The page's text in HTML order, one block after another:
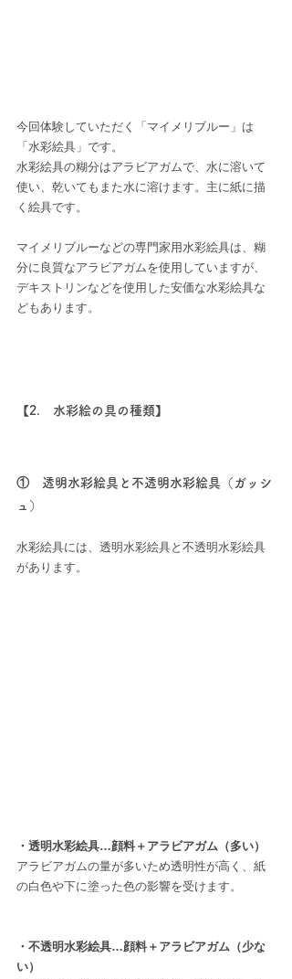
今回体験していただく「マイメリブルー」は
「水彩絵具」です。
水彩絵具の糊分はアラビアガムで、水に溶いて
使い、乾いてもまた水に溶けます。主に紙に描
く絵具です。
マイメリブルーなどの専門家用水彩絵具は、糊
分に良質なアラビアガムを使用していますが、
デキストリンなどを使用した安価な水彩絵具な
どもあります。
【2.　水彩絵の具の種類】
①　透明水彩絵具と不透明水彩絵具（ガッシ
ュ）
水彩絵具には、透明水彩絵具と不透明水彩絵具
があります。
・透明水彩絵具…顔料＋アラビアガム（多い）
アラビアガムの量が多いため透明性が高く、紙
の白色や下に塗った色の影響を受けます。
・不透明水彩絵具…顔料＋アラビアガム（少な
い）